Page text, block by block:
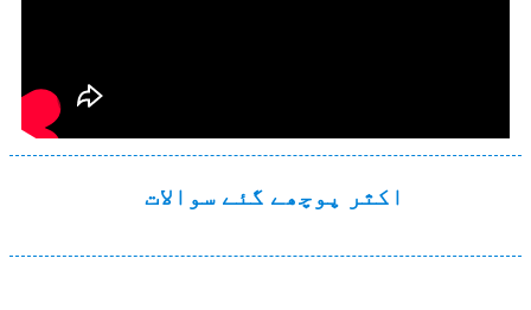
اکثر پوچھے گئے سوالات